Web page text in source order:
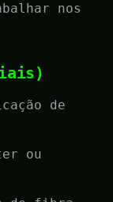
nos
de
ou